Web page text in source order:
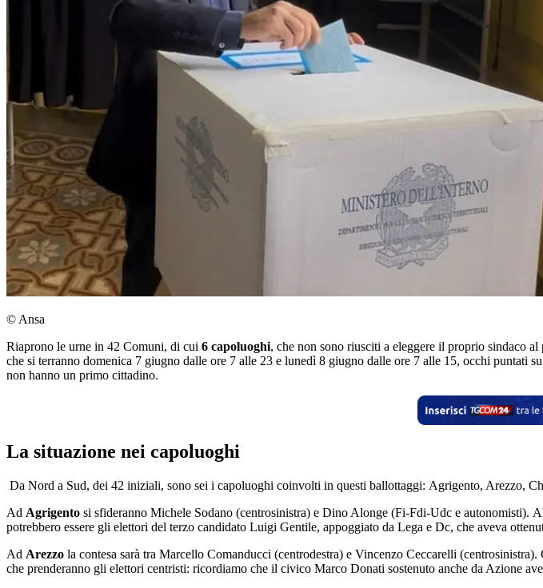
© Ansa
Riaprono le urne in 42 Comuni, di cui 6 capoluoghi, che non sono riusciti a eleggere il proprio sindaco
che si terranno domenica 7 giugno dalle ore 7 alle 23 e lunedì 8 giugno dalle ore 7 alle 15, occhi puntati su
non hanno un primo cittadino.
La situazione nei capoluoghi
Da Nord a Sud, dei 42 iniziali, sono sei i capoluoghi coinvolti in questi ballottaggi: Agrigento, Arezzo,
Ad Agrigento si sfideranno Michele Sodano (centrosinistra) e Dino Alonge (Fi-Fdi-Udc e autonomisti).
potrebbero essere gli elettori del terzo candidato Luigi Gentile, appoggiato da Lega e Dc, che aveva
Ad Arezzo la contesa sarà tra Marcello Comanducci (centrodestra) e Vincenzo Ceccarelli
che prenderanno gli elettori centristi: ricordiamo che il civico Marco Donati sostenuto anche da Azione